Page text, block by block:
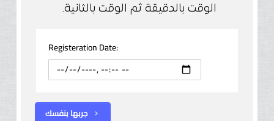
الوقت بالدقيقة ثم الوقت بالثانية.
Registeration Date:
جربها بنفسك chevron_right